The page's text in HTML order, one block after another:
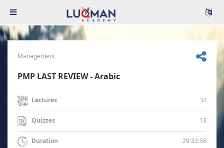
Management
PMP LAST REVIEW - Arabic
Lectures 32
Quizzes 13
Duration 29:32:58